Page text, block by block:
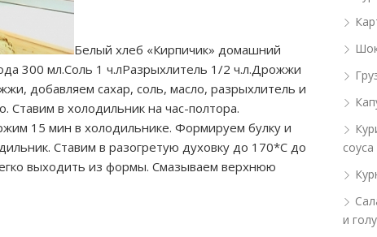
Белый хлеб «Кирпичик» домашний
300 мл.Соль 1 ч.лРазрыхлитель 1/2 ч.л.Дрожжи
добавляем сахар, соль, масло, разрыхлитель и
Ставим в холодильник на час-полтора.
15 мин в холодильнике. Формируем булку и
Ставим в разогретую духовку до 170*С до
выходить из формы. Смазываем верхнюю
и